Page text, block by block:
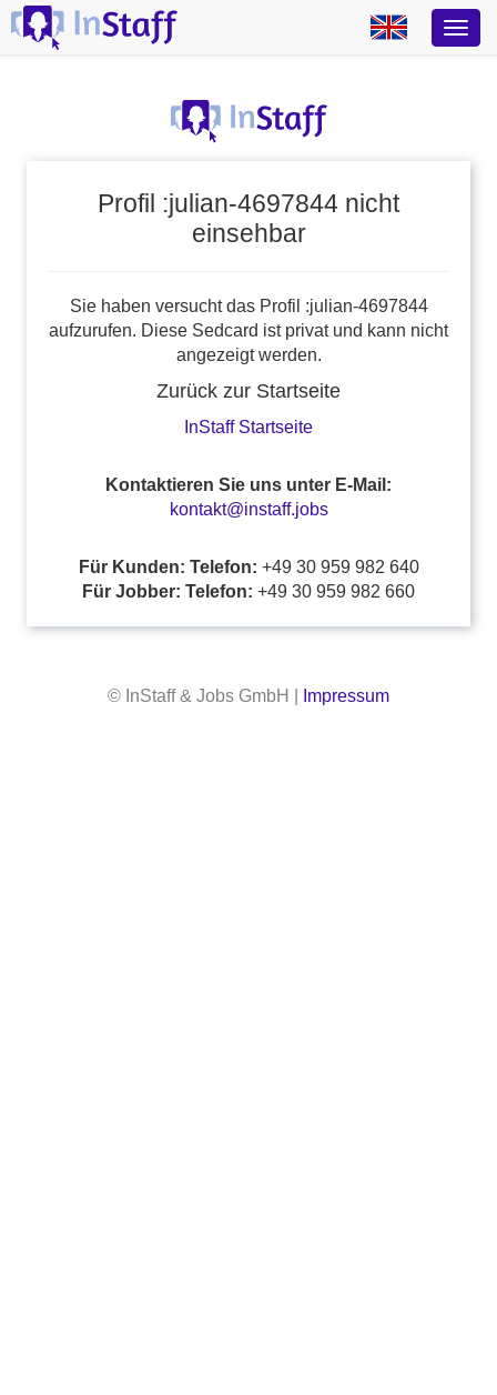
Profil :julian-4697844 nicht
einsehbar
Sie haben versucht das Profil :julian-4697844
aufzurufen. Diese Sedcard ist privat und kann nicht
angezeigt werden.
Zurück zur Startseite
InStaff Startseite
Kontaktieren Sie uns unter E-Mail:
kontakt@instaff.jobs
Für Kunden: Telefon: +49 30 959 982 640
Für Jobber: Telefon: +49 30 959 982 660
© InStaff & Jobs GmbH | Impressum